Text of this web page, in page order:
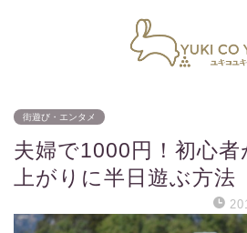
街遊び・エンタメ
夫婦で1000円！初心者
上がりに半日遊ぶ方法